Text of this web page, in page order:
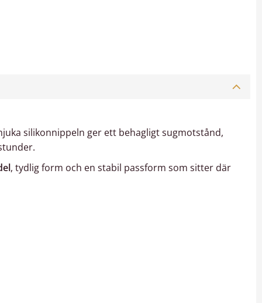
silikonnippeln ger ett behagligt sugmotstånd,
, tydlig form och en stabil passform som sitter där